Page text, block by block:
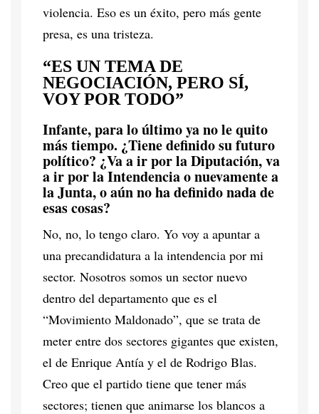
violencia. Eso es un éxito, pero más gente
presa, es una tristeza.
“ES UN TEMA DE
NEGOCIACIÓN, PERO SÍ,
VOY POR TODO”
Infante, para lo último ya no le quito
más tiempo. ¿Tiene definido su futuro
político? ¿Va a ir por la Diputación, va
a ir por la Intendencia o nuevamente a
la Junta, o aún no ha definido nada de
esas cosas?
No, no, lo tengo claro. Yo voy a apuntar a
una precandidatura a la intendencia por mi
sector. Nosotros somos un sector nuevo
dentro del departamento que es el
“Movimiento Maldonado”, que se trata de
meter entre dos sectores gigantes que existen,
el de Enrique Antía y el de Rodrigo Blas.
Creo que el partido tiene que tener más
sectores; tienen que animarse los blancos a